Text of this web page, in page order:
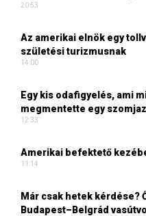
20:53
Az amerikai elnök egy
születési turizmusnak
14:00
Egy kis odafigyelés, ami
megmentette egy
12:33
Amerikai befektető
11:14
Már csak hetek kérdése?
Budapest–Belgrád